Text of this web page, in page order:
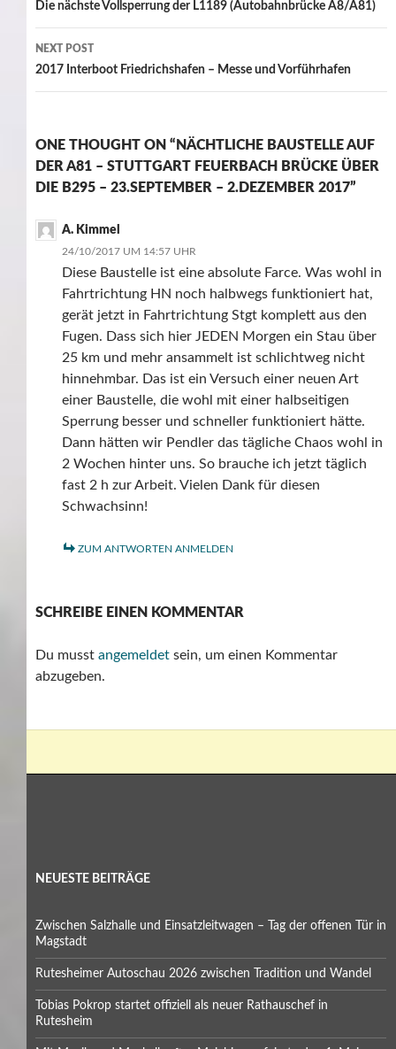
navigation
Die nächste Vollsperrung der L1189 (Autobahnbrücke A8/A81)
NEXT POST
2017 Interboot Friedrichshafen – Messe und Vorführhafen
ONE THOUGHT ON “NÄCHTLICHE BAUSTELLE AUF
DER A81 – STUTTGART FEUERBACH BRÜCKE ÜBER
DIE B295 – 23.SEPTEMBER – 2.DEZEMBER 2017”
A. Kimmel
24/10/2017 UM 14:57 UHR
Diese Baustelle ist eine absolute Farce. Was wohl in
Fahrtrichtung HN noch halbwegs funktioniert hat,
gerät jetzt in Fahrtrichtung Stgt komplett aus den
Fugen. Dass sich hier JEDEN Morgen ein Stau über
25 km und mehr ansammelt ist schlichtweg nicht
hinnehmbar. Das ist ein Versuch einer neuen Art
einer Baustelle, die wohl mit einer halbseitigen
Sperrung besser und schneller funktioniert hätte.
Dann hätten wir Pendler das tägliche Chaos wohl in
2 Wochen hinter uns. So brauche ich jetzt täglich
fast 2 h zur Arbeit. Vielen Dank für diesen
Schwachsinn!
ZUM ANTWORTEN ANMELDEN
SCHREIBE EINEN KOMMENTAR
Du musst angemeldet sein, um einen Kommentar
abzugeben.
NEUESTE BEITRÄGE
Zwischen Salzhalle und Einsatzleitwagen – Tag der offenen Tür in
Magstadt
Rutesheimer Autoschau 2026 zwischen Tradition und Wandel
Tobias Pokrop startet offiziell als neuer Rathauschef in
Rutesheim